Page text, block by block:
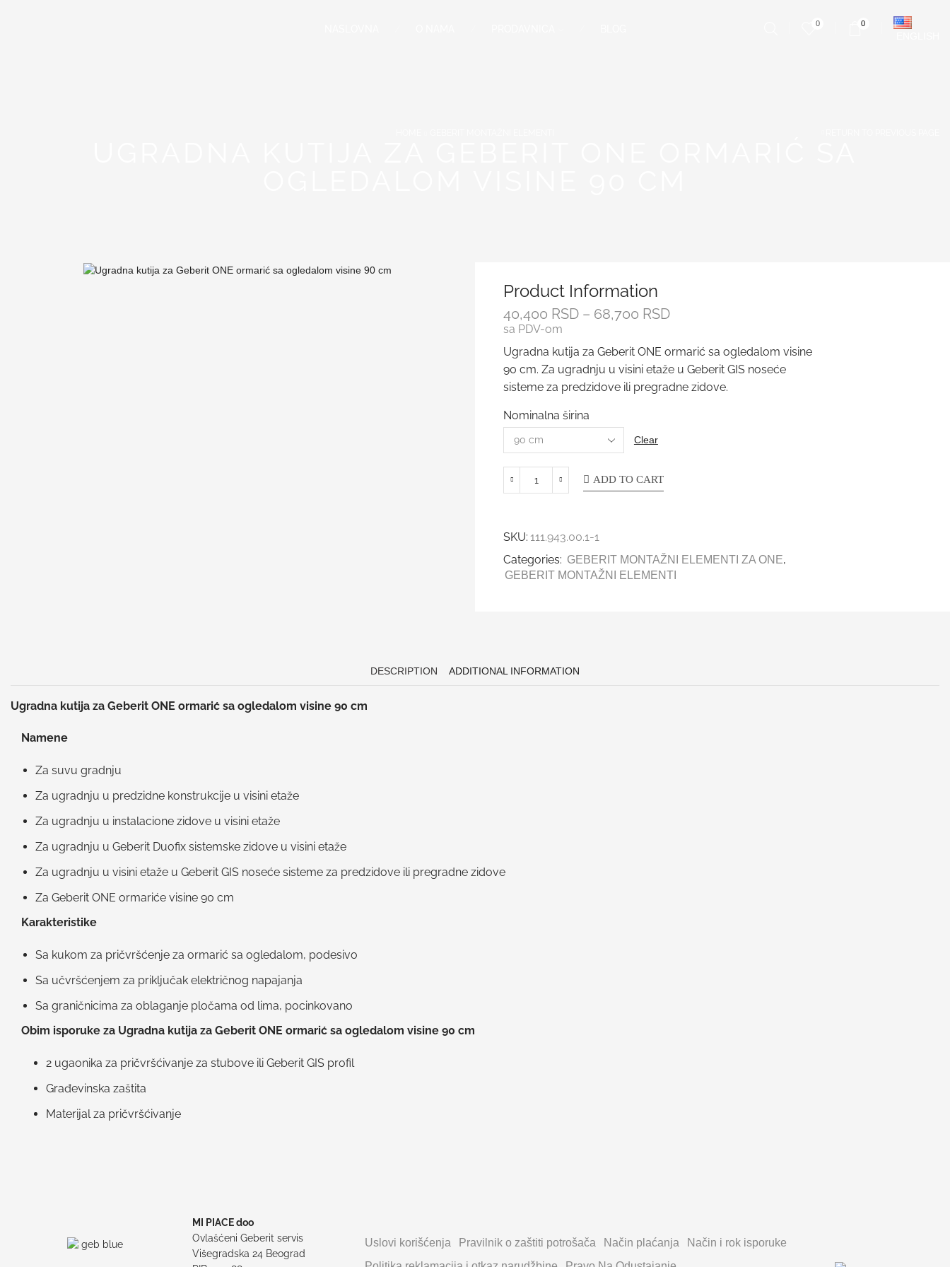
0 0
Product Information
40,400 RSD – 68,700 RSD
sa PDV-om
Ugradna kutija za Geberit ONE ormarić sa ogledalom visine
90 cm. Za ugradnju u visini etaže u Geberit GIS noseće
sisteme za predzidove ili pregradne zidove.
Nominalna širina
Clear
ADD TO CART
SKU: 111.943.00.1-1
Categories: GEBERIT MONTAŽNI ELEMENTI ZA ONE,
GEBERIT MONTAŽNI ELEMENTI
DESCRIPTION ADDITIONAL INFORMATION
Ugradna kutija za Geberit ONE ormarić sa ogledalom visine 90 cm
Namene
Za suvu gradnju
Za ugradnju u predzidne konstrukcije u visini etaže
Za ugradnju u instalacione zidove u visini etaže
Za ugradnju u Geberit Duofix sistemske zidove u visini etaže
Za ugradnju u visini etaže u Geberit GIS noseće sisteme za predzidove ili pregradne zidove
Za Geberit ONE ormariće visine 90 cm
Karakteristike
Sa kukom za pričvršćenje za ormarić sa ogledalom, podesivo
Sa učvršćenjem za priključak električnog napajanja
Sa graničnicima za oblaganje pločama od lima, pocinkovano
Obim isporuke za Ugradna kutija za Geberit ONE ormarić sa ogledalom visine 90 cm
2 ugaonika za pričvršćivanje za stubove ili Geberit GIS profil
Građevinska zaštita
Materijal za pričvršćivanje
MI PIACE doo
Ovlašćeni Geberit servis
Višegradska 24 Beograd
Uslovi korišćenja Pravilnik o zaštiti potrošača Način plaćanja
Način i rok isporuke